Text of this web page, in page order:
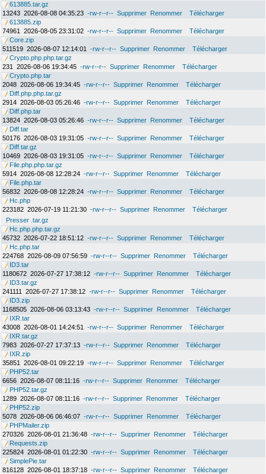
613885.tar.gz
13243 2026-08-08 04:35:23 -rw-r--r-- Supprimer Renommer
Télécharger
613885.zip
74961
2026-08-05 23:31:02 -rw-r--r-- Supprimer Renommer
Télécharger
Core.zip
511519 2026-08-07 12:14:01 -rw-r--r-- Supprimer Renommer
Télécharger
Crypto.php.php.tar.gz
231
2026-08-06 19:34:45 -rw-r--r-- Supprimer Renommer
Télécharger
Crypto.php.tar
2048 2026-08-06 19:34:45 -rw-r--r-- Supprimer Renommer
Télécharger
Diff.php.php.tar.gz
2914 2026-08-03 05:26:46 -rw-r--r-- Supprimer Renommer
Télécharger
Diff.php.tar
13824 2026-08-03 05:26:46 -rw-r--r-- Supprimer Renommer
Télécharger
Diff.tar
50176 2026-08-03 19:31:05 -rw-r--r-- Supprimer Renommer
Télécharger
Diff.tar.gz
10469 2026-08-03 19:31:05 -rw-r--r-- Supprimer Renommer
Télécharger
File.php.php.tar.gz
5914 2026-08-08 12:28:24 -rw-r--r-- Supprimer Renommer
Télécharger
File.php.tar
56832 2026-08-08 12:28:24 -rw-r--r-- Supprimer Renommer
Télécharger
Hc.php
223182 2026-07-19 11:21:30 -rw-r--r-- Supprimer Renommer
Télécharger
Presser .tar.gz
Hc.php.php.tar.gz
45732 2026-07-22 18:51:12 -rw-r--r-- Supprimer Renommer
Télécharger
Hc.php.tar
224768 2026-08-09 07:56:59 -rw-r--r-- Supprimer Renommer
Télécharger
ID3.tar
1180672 2026-07-27 17:38:12 -rw-r--r-- Supprimer Renommer
Télécharger
ID3.tar.gz
241111
2026-07-27 17:38:12 -rw-r--r-- Supprimer Renommer
Télécharger
ID3.zip
1168505 2026-08-06 03:13:43 -rw-r--r-- Supprimer Renommer
Télécharger
IXR.tar
43008 2026-08-01 14:24:51 -rw-r--r-- Supprimer Renommer
Télécharger
IXR.tar.gz
7983 2026-07-27 17:37:13 -rw-r--r-- Supprimer Renommer
Télécharger
IXR.zip
35851
2026-08-01 09:22:19 -rw-r--r-- Supprimer Renommer
Télécharger
PHP52.tar
6656 2026-08-07 08:11:16 -rw-r--r-- Supprimer Renommer
Télécharger
PHP52.tar.gz
1289 2026-08-07 08:11:16 -rw-r--r-- Supprimer Renommer
Télécharger
PHP52.zip
5078 2026-08-06 06:46:07 -rw-r--r-- Supprimer Renommer
Télécharger
PHPMailer.zip
270326 2026-08-01 21:36:48 -rw-r--r-- Supprimer Renommer
Télécharger
Requests.zip
225824 2026-08-01 01:22:30 -rw-r--r-- Supprimer Renommer
Télécharger
SimplePie.tar
816128 2026-08-01 18:37:18 -rw-r--r-- Supprimer Renommer
Télécharger